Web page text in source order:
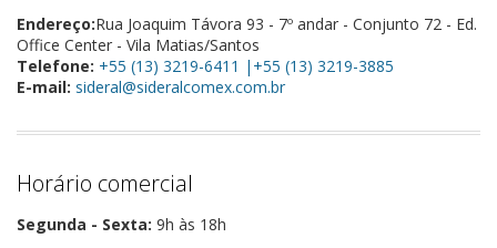
Endereço:Rua Joaquim Távora 93 - 7º andar - Conjunto 72 - Ed.
Office Center - Vila Matias/Santos
Telefone: +55 (13) 3219-6411 |+55 (13) 3219-3885
E-mail: sideral@sideralcomex.com.br
Horário comercial
Segunda - Sexta: 9h às 18h